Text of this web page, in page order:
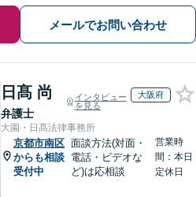
メールでお問い合わせ
日髙 尚
弁護士
インタビュー
を見る
大阪府
大園・日髙法律事務所
京都市南区
からも相談
受付中
面談方法(対面・
電話・ビデオな
ど)は応相談
営業時
間：本日
定休日